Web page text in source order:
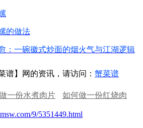
的做法
：一碗徽式炒面的烟火气与江湖逻辑
谱】网的资讯，请访问： 蟹菜谱
一份水煮肉片
如何做一份红烧肉
翅
9/5351449.html